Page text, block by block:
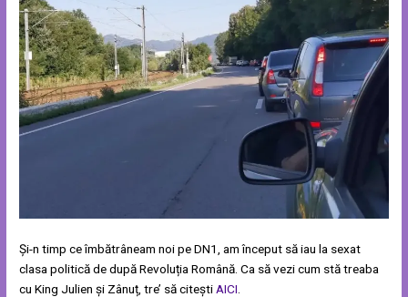
Și-n timp ce îmbătrâneam noi pe DN1, am început să iau la sexat
clasa politică de după Revoluția Română. Ca să vezi cum stă treaba
cu King Julien și Zânuț, tre’ să citești AICI